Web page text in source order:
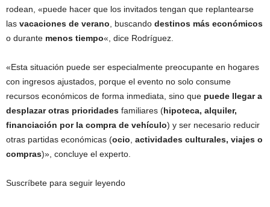
rodean, «puede hacer que los invitados tengan que replantearse
las vacaciones de verano , buscando destinos más económicos
o durante menos tiempo«, dice Rodríguez.
«Esta situación puede ser especialmente preocupante en hogares
con ingresos ajustados, porque el evento no solo consume
recursos económicos de forma inmediata, sino que puede llegar a
desplazar otras prioridades familiares (hipoteca, alquiler,
financiación por la compra de vehículo) y ser necesario reducir
otras partidas económicas (ocio actividades culturales, viajes o
compras)», concluye el experto.
Suscríbete para seguir leyendo